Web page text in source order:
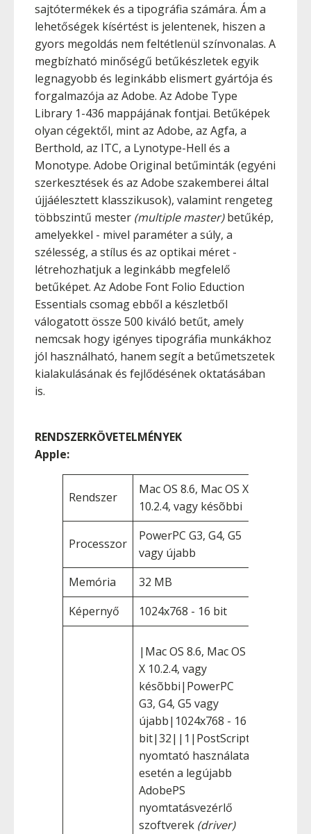
sajtótermékek és a tipográfia számára. Ám a
lehetőségek kísértést is jelentenek, hiszen a
gyors megoldás nem feltétlenül színvonalas. A
megbízható minőségű betűkészletek egyik
legnagyobb és leginkább elismert gyártója és
forgalmazója az Adobe. Az Adobe Type
Library 1-436 mappájának fontjai. Betűképek
olyan cégektől, mint az Adobe, az Agfa, a
Berthold, az ITC, a Lynotype-Hell és a
Monotype. Adobe Original betűminták (egyéni
szerkesztések és az Adobe szakemberei által
újjáélesztett klasszikusok), valamint rengeteg
többszintű mester (multiple master)betűkép,
amelyekkel - mivel paraméter a súly, a
szélesség, a stílus és az optikai méret -
létrehozhatjuk a leginkább megfelelő
betűképet. Az Adobe Font Folio Eduction
Essentials csomag ebből a készletből
válogatott össze 500 kiváló betűt, amely
nemcsak hogy igényes tipográfia munkákhoz
jól használható, hanem segít a betűmetszetek
kialakulásának és fejlődésének oktatásában
is.
RENDSZERKÖVETELMÉNYEK
Apple:
Rendszer
Mac OS 8.6, Mac OS X
10.2.4, vagy késõbbi
Processzor
PowerPC G3, G4, G5
vagy újabb
Memória
32 MB
Képernyő
1024x768 - 16 bit
|Mac OS 8.6, Mac OS
X 10.2.4, vagy
késõbbi|PowerPC
G3, G4, G5 vagy
újabb|1024x768 - 16
bit|32||1|PostScript
nyomtató használata
esetén a legújabb
AdobePS
nyomtatásvezérlő
szoftverek (driver)